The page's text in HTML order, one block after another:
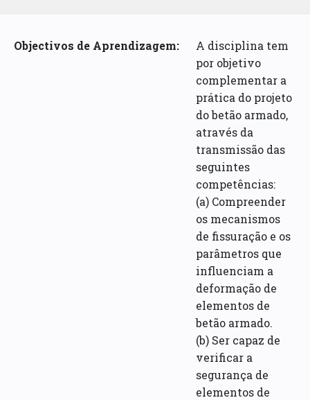
Objectivos de Aprendizagem:
A disciplina tem
por objetivo
complementar a
prática do projeto
do betão armado,
através da
transmissão das
seguintes
competências:
(a) Compreender
os mecanismos
de fissuração e os
parâmetros que
influenciam a
deformação de
elementos de
betão armado.
(b) Ser capaz de
verificar a
segurança de
elementos de